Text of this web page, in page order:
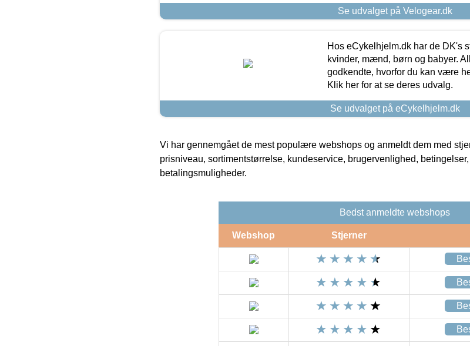
Se udvalget på Velogear.dk
Hos eCykelhjelm.dk har de DK's
kvinder, mænd, børn og babyer.
godkendte, hvorfor du kan være
Klik her for at se deres udvalg.
Se udvalget på eCykelhjelm.dk
Vi har gennemgået de mest populære webshops og anmeldt dem med
prisniveau, sortimentstørrelse, kundeservice, brugervenlighed,
betalingsmuligheder.
Bedst anmeldte webshops
Webshop Stjerner